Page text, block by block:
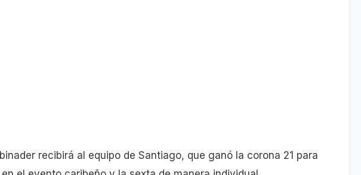
recibirá al equipo de Santiago, que ganó la corona 21 para